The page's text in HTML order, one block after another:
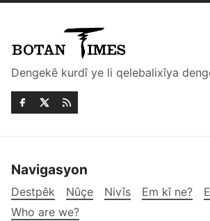
Dengekê kurdî ye li qelebalixîya
Navigasyon
Destpêk Nûçe Nivîs Em kî ne?
Who are we?